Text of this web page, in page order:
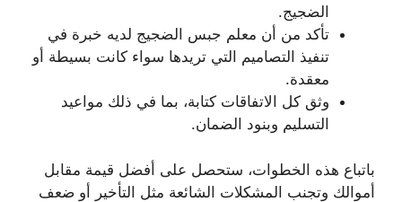
الضجيج.
تأكد من أن معلم جبس الضجيج لديه خبرة في
تنفيذ التصاميم التي تريدها سواء كانت بسيطة أو
معقدة.
وثق كل الاتفاقات كتابة، بما في ذلك مواعيد
التسليم وبنود الضمان.
باتباع هذه الخطوات، ستحصل على أفضل قيمة مقابل
أموالك وتجنب المشكلات الشائعة مثل التأخير أو ضعف